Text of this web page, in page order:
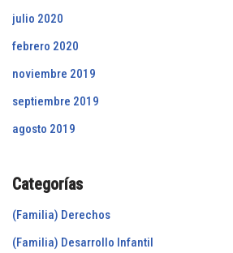
julio 2020
febrero 2020
noviembre 2019
septiembre 2019
agosto 2019
Categorías
(Familia) Derechos
(Familia) Desarrollo Infantil